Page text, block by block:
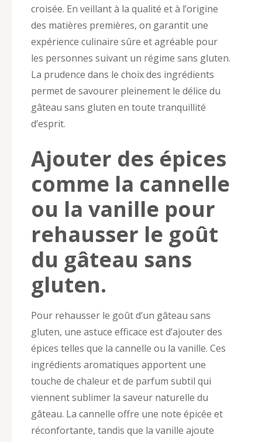
croisée. En veillant à la qualité et à l’origine
des matières premières, on garantit une
expérience culinaire sûre et agréable pour
les personnes suivant un régime sans gluten.
La prudence dans le choix des ingrédients
permet de savourer pleinement le délice du
gâteau sans gluten en toute tranquillité
d’esprit.
Ajouter des épices
comme la cannelle
ou la vanille pour
rehausser le goût
du gâteau sans
gluten.
Pour rehausser le goût d’un gâteau sans
gluten, une astuce efficace est d’ajouter des
épices telles que la cannelle ou la vanille. Ces
ingrédients aromatiques apportent une
touche de chaleur et de parfum subtil qui
viennent sublimer la saveur naturelle du
gâteau. La cannelle offre une note épicée et
réconfortante, tandis que la vanille ajoute